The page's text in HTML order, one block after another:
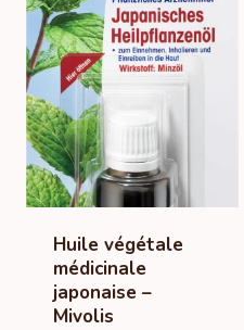
Huile végétale
médicinale
japonaise –
Mivolis